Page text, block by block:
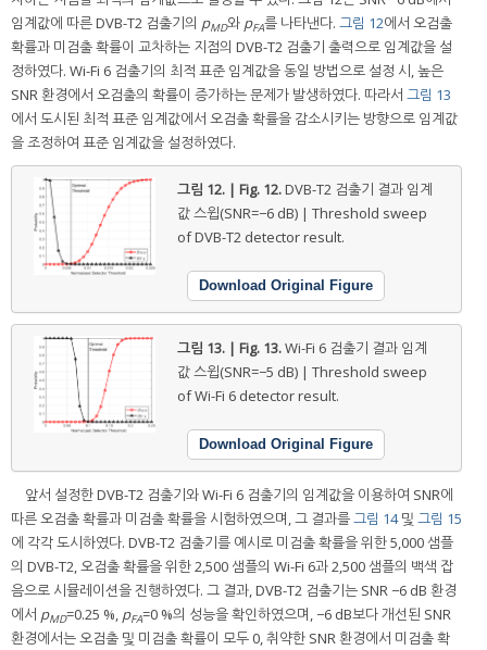
임계값에 따른 DVB-T2 검출기의 pMD와 pFA를 나타낸다. 그림 12에서 오검출
확률과 미검출 확률이 교차하는 지점의 DVB-T2 검출기 출력으로 임계값을 설
정하였다. Wi-Fi 6 검출기의 최적 표준 임계값을 동일 방법으로 설정 시, 높은
SNR 환경에서 오검출의 확률이 증가하는 문제가 발생하였다. 따라서 그림 13
에서 도시된 최적 표준 임계값에서 오검출 확률을 감소시키는 방향으로 임계값
을 조정하여 표준 임계값을 설정하였다.
그림 12. | Fig. 12.DVB-T2 검출기 결과 임계
값 스윕(SNR=−6 dB) | Threshold sweep
of DVB-T2 detector result.
Download Original Figure
그림 13. | Fig. 13.Wi-Fi 6 검출기 결과 임계
값 스윕(SNR=−5 dB) | Threshold sweep
of Wi-Fi 6 detector result.
Download Original Figure
앞서 설정한 DVB-T2 검출기와 Wi-Fi 6 검출기의 임계값을 이용하여 SNR에
따른 오검출 확률과 미검출 확률을 시험하였으며, 그 결과를그림 14및 그림 15
에 각각 도시하였다. DVB-T2 검출기를 예시로 미검출 확률을 위한 5,000 샘플
의 DVB-T2, 오검출 확률을 위한 2,500 샘플의 Wi-Fi 6과 2,500 샘플의 백색 잡
음으로 시뮬레이션을 진행하였다. 그 결과, DVB-T2 검출기는 SNR −6 dB 환경
에서 pMD=0.25 %, pFA=0 %의 성능을 확인하였으며, −6 dB보다 개선된 SNR
환경에서는 오검출 및 미검출 확률이 모두 0, 취약한 SNR 환경에서 미검출 확